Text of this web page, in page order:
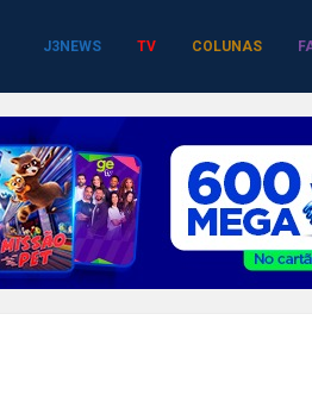
J3NEWS TV COLUNAS